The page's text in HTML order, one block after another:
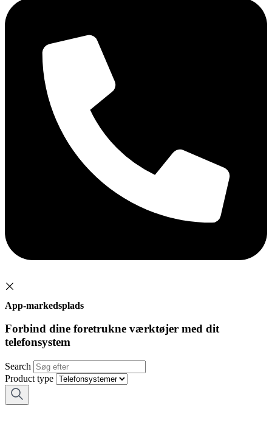
App-markedsplads
Forbind dine foretrukne værktøjer med dit
telefonsystem
Search
Product type